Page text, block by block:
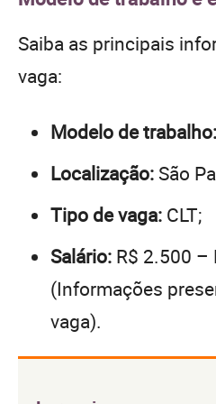
Saiba as principais
vaga:
Modelo de trabalho:
Localização: São
Tipo de vaga: CLT;
Salário: R$ 2.500 –
(Informações
vaga).